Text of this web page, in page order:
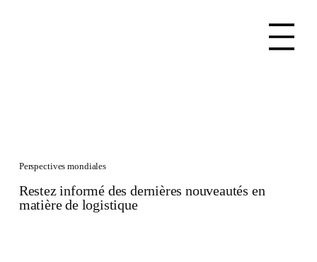
Perspectives mondiales
Restez informé des dernières nouveautés en
matière de logistique